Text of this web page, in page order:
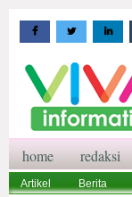
home redaksi
Artikel Berita